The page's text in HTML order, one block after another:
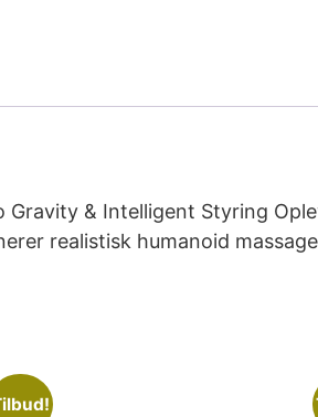
Gravity & Intelligent Styring
realistisk humanoid